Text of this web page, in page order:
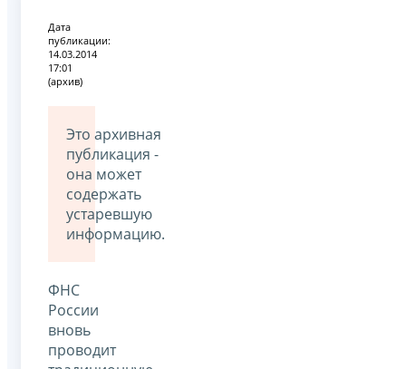
Дата
публикации:
14.03.2014
17:01
(архив)
Это архивная
публикация -
она может
содержать
устаревшую
информацию.
ФНС
России
вновь
проводит